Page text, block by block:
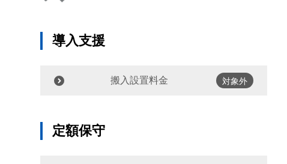
導入支援
搬入設置料金 対象外
定額保守